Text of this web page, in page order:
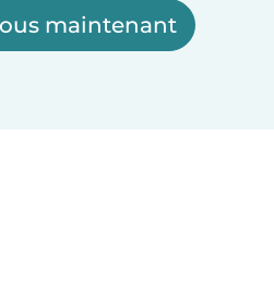
maintenant